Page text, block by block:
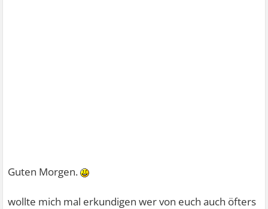
Guten Morgen.
wollte mich mal erkundigen wer von euch auch öfters